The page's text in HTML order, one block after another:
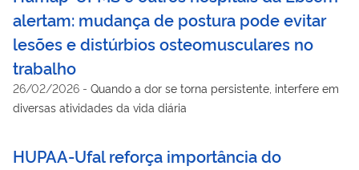
alertam: mudança de postura pode evitar
lesões e distúrbios osteomusculares no
trabalho
26/02/2026 - Quando a dor se torna persistente, interfere em
diversas atividades da vida diária
HUPAA-Ufal reforça importância do